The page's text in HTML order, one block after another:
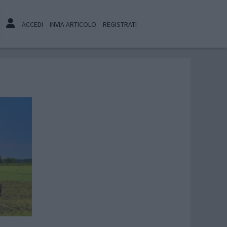
ACCEDI INVIA ARTICOLO REGISTRATI